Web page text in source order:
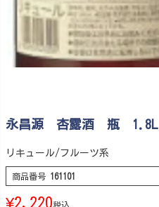
永昌源 杏露酒 瓶 1.8L
リキュール/フルーツ系
商品番号 161101
¥2,220税込